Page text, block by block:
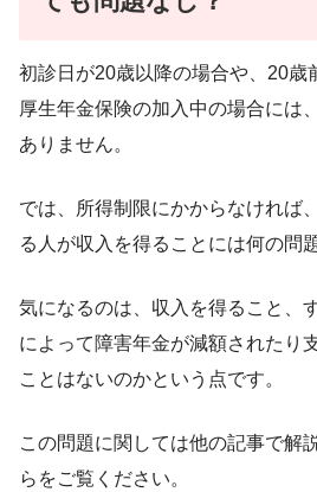
初診日が20歳以降の場合や、20歳
厚生年金保険の加入中の場合には
ありません。
では、所得制限にかからなければ
る人が収入を得ることには何の問
気になるのは、収入を得ること、
によって障害年金が減額されたり
ことはないのかという点です。
この問題に関しては他の記事で解
らをご覧ください。